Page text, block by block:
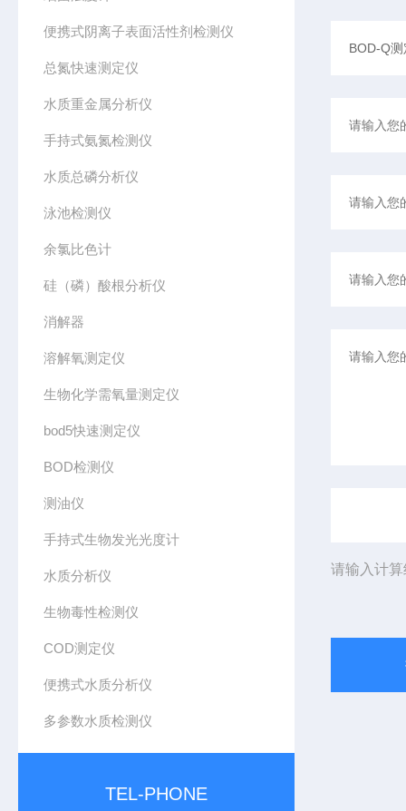
便携式阴离子表面活性剂检测仪
总氮快速测定仪
水质重金属分析仪
手持式氨氮检测仪
水质总磷分析仪
泳池检测仪
余氯比色计
硅（磷）酸根分析仪
消解器
溶解氧测定仪
生物化学需氧量测定仪
bod5快速测定仪
BOD检测仪
测油仪
手持式生物发光光度计
水质分析仪
生物毒性检测仪
COD测定仪
便携式水质分析仪
多参数水质检测仪
TEL-PHONE
请输入计